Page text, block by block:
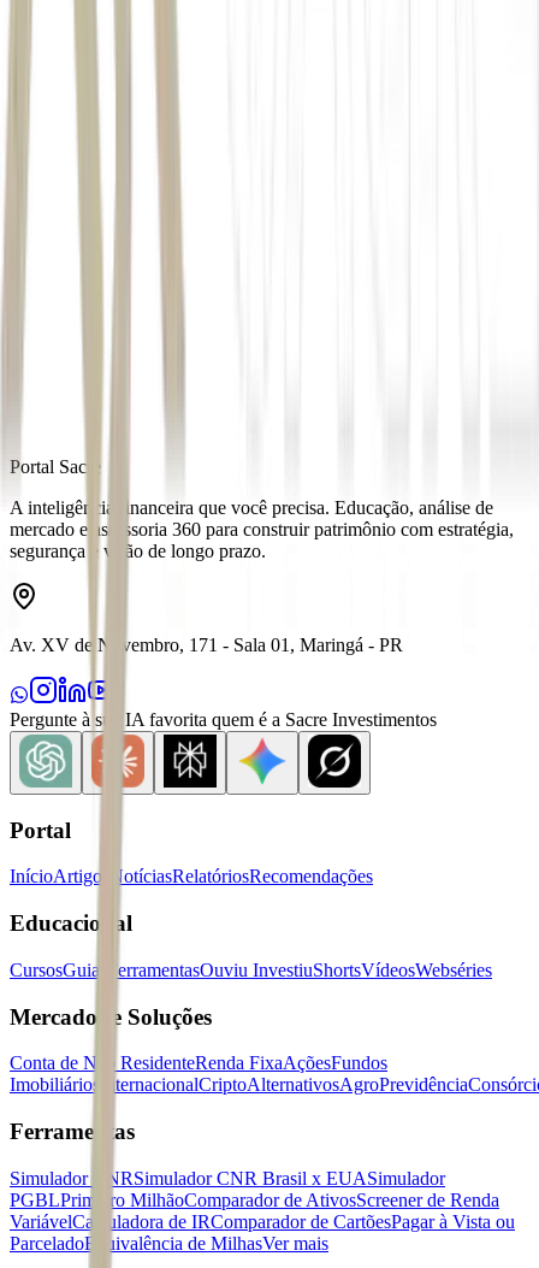
Portal Sacre
A inteligência financeira que você precisa. Educação, análise de
mercado e assessoria 360 para construir patrimônio com estratégia,
segurança e visão de longo prazo.
Av. XV de Novembro, 171 - Sala 01, Maringá - PR
Pergunte à sua IA favorita quem é a Sacre Investimentos
Portal
InícioArtigos NotíciasRelatóriosRecomendações
Educacional
CursosGuias FerramentasOuviu InvestiuShortsVídeosWebséries
Mercados e Soluções
Conta de Não ResidenteRenda FixaAçõesFundos
Imobiliários
InternacionalCriptoAlternativosAgroPrevidência
Ferramentas
Simulador CNRSimulador CNR Brasil x EUASimulador
PGBLPrimeiro MilhãoComparador de AtivosScreener de Renda
VariávelCalculadora de IRComparador de CartõesPagar à Vista ou
ParceladoEquivalência de MilhasVer mais